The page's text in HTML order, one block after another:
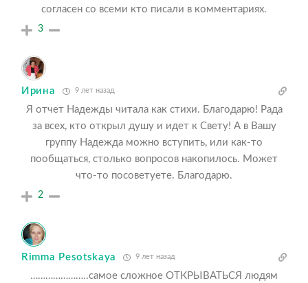
согласен со всеми кто писали в комментариях.
3
Ирина 9 лет назад
Я отчет Надежды читала как стихи. Благодарю! Рада
за всех, кто открыл душу и идет к Свету! А в Вашу
группу Надежда можно вступить, или как-то
пообщаться, столько вопросов накопилось. Может
что-то посоветуете. Благодарю.
2
Rimma Pesotskaya 9 лет назад
…………………..самое сложное ОТКРЫВАТЬСЯ людям